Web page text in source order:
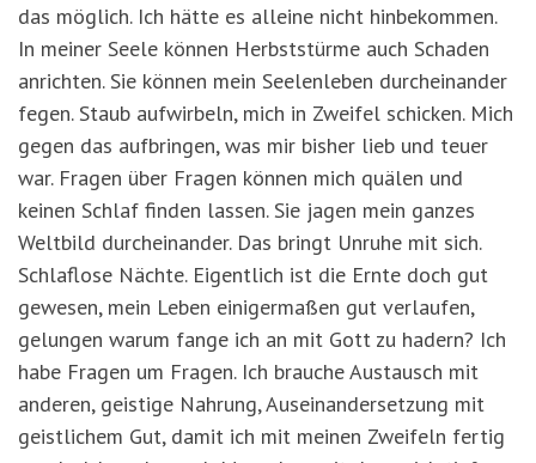
das möglich. Ich hätte es alleine nicht hinbekommen.
In meiner Seele können Herbststürme auch Schaden
anrichten. Sie können mein Seelenleben durcheinander
fegen. Staub aufwirbeln, mich in Zweifel schicken. Mich
gegen das aufbringen, was mir bisher lieb und teuer
war. Fragen über Fragen können mich quälen und
keinen Schlaf finden lassen. Sie jagen mein ganzes
Weltbild durcheinander. Das bringt Unruhe mit sich.
Schlaflose Nächte. Eigentlich ist die Ernte doch gut
gewesen, mein Leben einigermaßen gut verlaufen,
gelungen warum fange ich an mit Gott zu hadern? Ich
habe Fragen um Fragen. Ich brauche Austausch mit
anderen, geistige Nahrung, Auseinandersetzung mit
geistlichem Gut, damit ich mit meinen Zweifeln fertig